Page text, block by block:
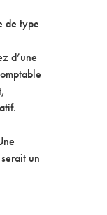
de type
d’une
un